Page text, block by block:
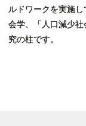
報告書
書評
ルドワークを実施
会学、「人口減少
究の柱です。